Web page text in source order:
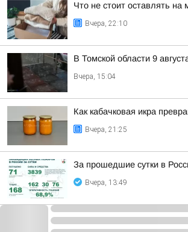
Что не стоит оставлять
Вчера, 22:10
В Томской области 9
Вчера, 15:04
Как кабачковая икра
Вчера, 21:25
За прошедшие сутки в
Вчера, 13:49